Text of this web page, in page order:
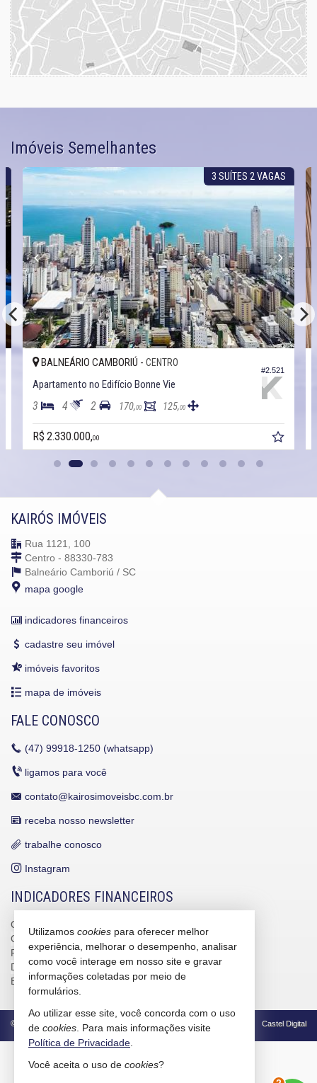
Imóveis Semelhantes
3 SUÍTES 2 VAGAS
#2.521
BALNEÁRIO CAMBORIÚ - CENTRO
Apartamento no Edifício Bonne Vie
3 4 2 170,00 125,00
R$ 2.330.000,00
KAIRÓS IMÓVEIS
Rua 1121, 100
Centro - 88330-783
Balneário Camboriú / SC
mapa google
indicadores financeiros
cadastre seu imóvel
imóveis favoritos
mapa de imóveis
FALE CONOSCO
(47) 99918-1250 (whatsapp)
ligamos para você
contato@kairosimoveisbc.com.br
receba nosso newsletter
trabalhe conosco
Instagram
INDICADORES FINANCEIROS
CUB /
CUB /SCvariação
0,95%
Poupança
0,6738%
Dólar Comercial
R$ 5,09
Euro
R$ 5,88
© 2026 CRECI/SC 4586-J Política de Privacidade Castel Digital
2
Utilizamos cookies para oferecer melhor
experiência, melhorar o desempenho, analisar
como você interage em nosso site e gravar
informações coletadas por meio de
formulários.
Ao utilizar esse site, você concorda com o uso
de cookies . Para mais informações visite
Política de Privacidade
Você aceita o uso de cookies?